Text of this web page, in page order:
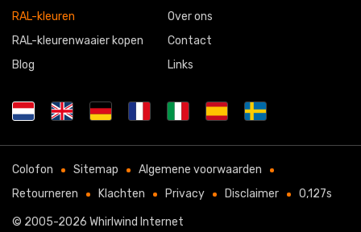
RAL-kleuren
RAL-kleurenwaaier kopen
Blog
Over ons
Contact
Links
Colofon Sitemap
Algemene voorwaarden
Retourneren
Klachten Privacy Disclaimer 0,127s
© 2005-2026 Whirlwind Internet